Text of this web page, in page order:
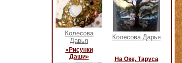
Колесова
Дарья
Колесова Дарья
«Рисунки
Даши»
На Оке, Таруса